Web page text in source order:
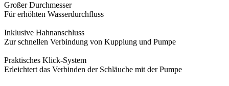
Großer Durchmesser
Für erhöhten Wasserdurchfluss
Inklusive Hahnanschluss
Zur schnellen Verbindung von Kupplung und Pumpe
Praktisches Klick-System
Erleichtert das Verbinden der Schläuche mit der Pumpe